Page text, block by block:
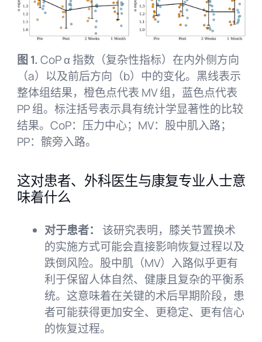
图 1. CoP α 指数（复杂性指标）在内外侧方向
（a）以及前后方向（b）中的变化。黑线表示
整体组结果，橙色点代表 MV 组，蓝色点代表
PP 组。标注括号表示具有统计学显著性的比较
结果。CoP：压力中心；MV：股中肌入路；
PP：髌旁入路。
这对患者、外科医生与康复专业人士意
味着什么
对于患者：
该研究表明，膝关节置换术
的实施方式可能会直接影响恢复过程以及
跌倒风险。股中肌（MV）入路似乎更有
利于保留人体自然、健康且复杂的平衡系
统。这意味着在关键的术后早期阶段，患
者可能获得更加安全、更稳定、更有信心
的恢复过程。